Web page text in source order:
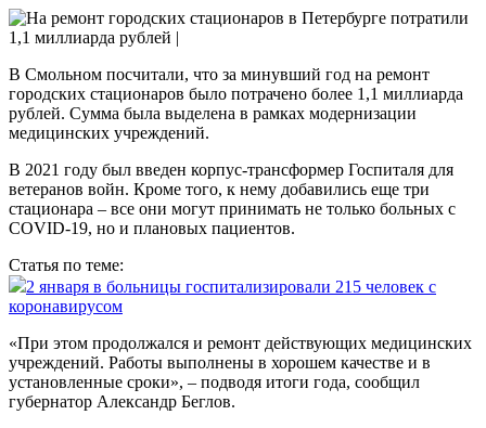
В Смольном посчитали, что за минувший год на ремонт
городских стационаров было потрачено более 1,1 миллиарда
рублей. Сумма была выделена в рамках модернизации
медицинских учреждений.
В 2021 году был введен корпус-трансформер Госпиталя для
ветеранов войн. Кроме того, к нему добавились еще три
стационара – все они могут принимать не только больных с
COVID-19, но и плановых пациентов.
Статья по теме:
2 января в больницы госпитализировали 215 человек с
коронавирусом
«При этом продолжался и ремонт действующих медицинских
учреждений. Работы выполнены в хорошем качестве и в
установленные сроки», – подводя итоги года, сообщил
губернатор Александр Беглов.